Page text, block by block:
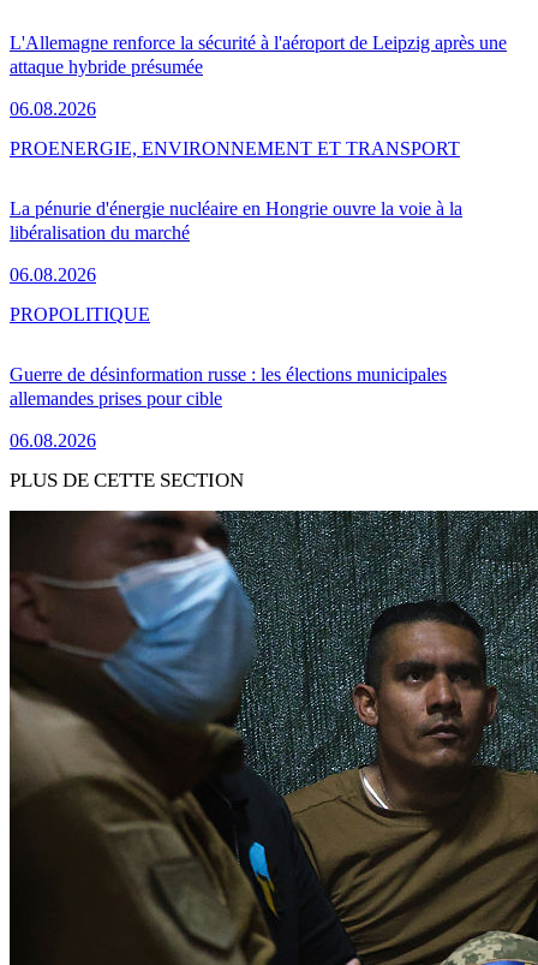
L'Allemagne renforce la sécurité à l'aéroport de Leipzig après une
attaque hybride présumée
06.08.2026
La pénurie d'énergie nucléaire en Hongrie ouvre la voie à la
libéralisation du marché
06.08.2026
PROENERGIE, ENVIRONNEMENT ET TRANSPORT
Guerre de désinformation russe : les élections municipales
allemandes prises pour cible
06.08.2026
PROPOLITIQUE
PLUS DE CETTE SECTION